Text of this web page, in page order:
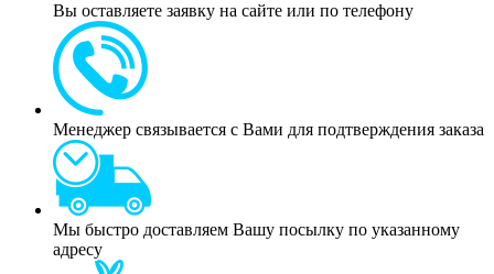
Вы оставляете заявку на сайте или по телефону
Менеджер связывается с Вами для подтверждения заказа
Мы быстро доставляем Вашу посылку по указанному
адресу